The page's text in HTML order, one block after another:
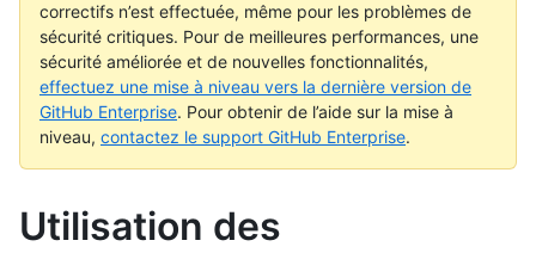
correctifs n’est effectuée, même pour les problèmes de
sécurité critiques. Pour de meilleures performances, une
sécurité améliorée et de nouvelles fonctionnalités,
effectuez une mise à niveau vers la dernière version de
GitHub Enterprise. Pour obtenir de l’aide sur la mise à
niveau, contactez le support GitHub Enterprise.
Utilisation des